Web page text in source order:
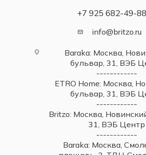
+7 925 682-49-88
info@britzo.ru
Baraka: Москва,
бульвар, 31, ВЭБ
------------
ETRO Home: Москва,
бульвар, 31, ВЭБ
------------
Britzo: Москва,
31, ВЭБ Центр
------------
Baraka: Москва,